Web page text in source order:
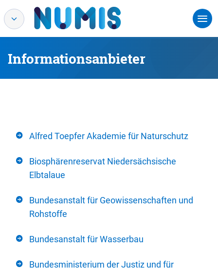
Informationsanbieter
Alfred Toepfer Akademie für Naturschutz
Biosphärenreservat Niedersächsische
Elbtalaue
Bundesanstalt für Geowissenschaften und
Rohstoffe
Bundesanstalt für Wasserbau
Bundesministerium der Justiz und für